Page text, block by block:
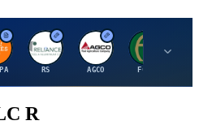
R
RS
A
AGCO FCFS
R